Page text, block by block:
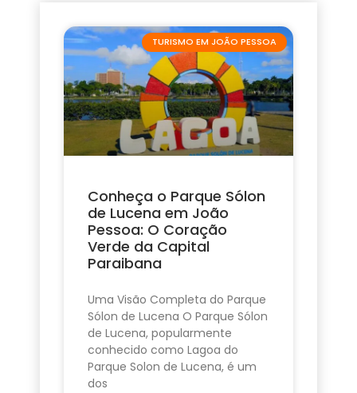
TURISMO EM JOÃO PESSOA
Conheça o Parque Sólon
de Lucena em João
Pessoa: O Coração
Verde da Capital
Paraibana
Uma Visão Completa do Parque
Sólon de Lucena O Parque Sólon
de Lucena, popularmente
conhecido como Lagoa do
Parque Solon de Lucena, é um
dos